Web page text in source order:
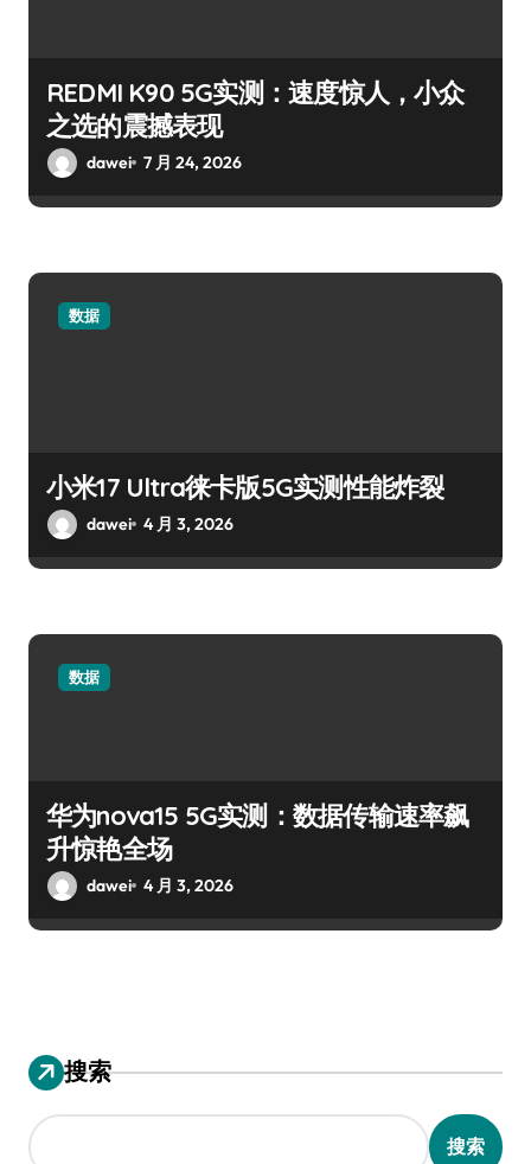
REDMI K90 5G实测：速度惊人，小众
之选的震撼表现
dawei 7 月 24, 2026
数据
小米17 Ultra徕卡版5G实测性能炸裂
dawei 4 月 3, 2026
数据
华为nova15 5G实测：数据传输速率飙
升惊艳全场
dawei 4 月 3, 2026
搜索
搜索